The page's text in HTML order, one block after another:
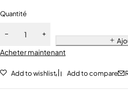
Quantité
Acheter maintenant
Add to wishlist Add to compare